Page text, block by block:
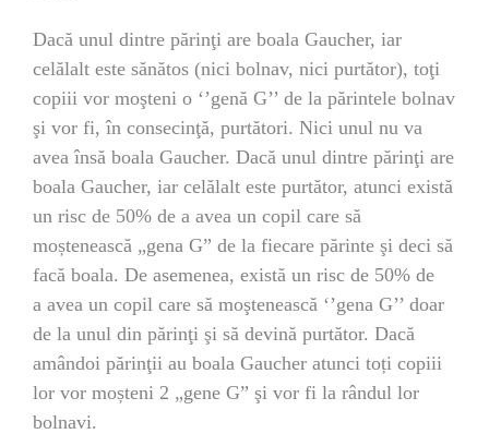
Dacă unul dintre părinţi are boala Gaucher, iar
celălalt este sănătos (nici bolnav, nici purtător), toţi
copiii vor moşteni o ‘’genă G’’ de la părintele bolnav
şi vor fi, în consecinţă, purtători. Nici unul nu va
avea însă boala Gaucher. Dacă unul dintre părinţi are
boala Gaucher, iar celălalt este purtător, atunci există
un risc de 50% de a avea un copil care să
moștenească „gena G” de la fiecare părinte şi deci să
facă boala. De asemenea, există un risc de 50% de
a avea un copil care să moştenească ‘’gena G’’ doar
de la unul din părinţi şi să devină purtător. Dacă
amândoi părinţii au boala Gaucher atunci toți copiii
lor vor moșteni 2 „gene G” şi vor fi la rândul lor
bolnavi.